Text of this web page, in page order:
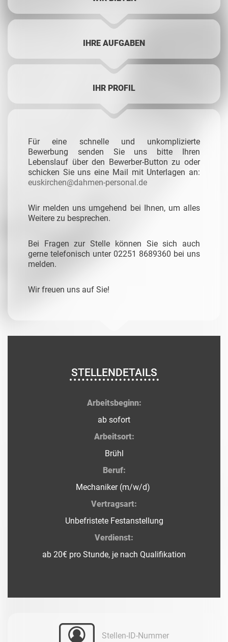
IHRE AUFGABEN
IHR PROFIL
Für eine schnelle und unkomplizierte
Bewerbung senden Sie uns bitte Ihren
Lebenslauf über den Bewerber-Button zu oder
schicken Sie uns eine Mail mit Unterlagen an:
euskirchen@dahmen-personal.de
Wir melden uns umgehend bei Ihnen, um alles
Weitere zu besprechen.
Bei Fragen zur Stelle können Sie sich auch
gerne telefonisch unter 02251 8689360 bei uns
melden.
Wir freuen uns auf Sie!
STELLENDETAILS
Arbeitsbeginn:
ab sofort
Arbeitsort:
Brühl
Beruf:
Mechaniker (m/w/d)
Vertragsart:
Unbefristete Festanstellung
Verdienst:
ab 20€ pro Stunde, je nach Qualifikation
Stellen-ID-Nummer